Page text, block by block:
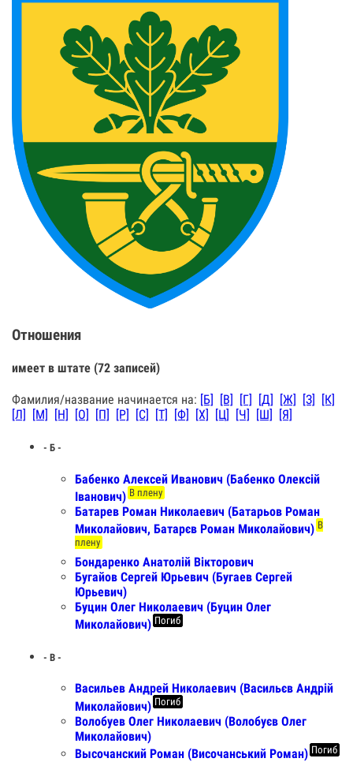
Отношения
имеет в штате (72 записей)
Фамилия/название начинается на: [Б] [В] [Г] [Д] [Ж] [З]
[К]
[Л]
[М] [Н] [О] [П] [Р] [С] [Т] [Ф] [Х] [Ц] [Ч] [Ш] [Я]
- Б -
Бабенко Алексей Иванович (Бабенко Олексій
Іванович) В плену
Батарев Роман Николаевич (Батарьов Роман
Миколайович, Батарєв Роман Миколайович) В
плену
Бондаренко Анатолій Вікторович
Бугайов Сергей Юрьевич (Бугаев Сергей
Юрьевич)
Буцин Олег Николаевич (Буцин Олег
Миколайович) Погиб
- В -
Васильев Андрей Николаевич (Васильєв Андрій
Миколайович) Погиб
Волобуев Олег Николаевич (Волобуєв Олег
Миколайович)
Высочанский Роман (Височанський Роман) Погиб